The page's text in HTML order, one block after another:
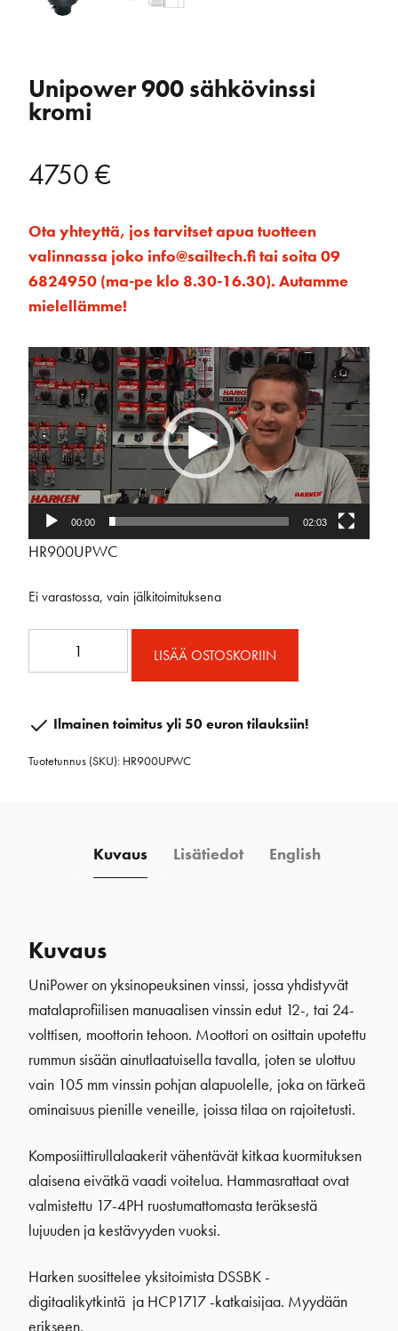
Unipower 900 sähkövinssi
kromi
4750€
Ota yhteyttä, jos tarvitset apua tuotteen
valinnassa joko info@sailtech.fi tai soita 09
6824950 (ma-pe klo 8.30-16.30). Autamme
mielellämme!
Videotoistin
00:00 02:03
HR900UPWC
Ei varastossa, vain jälkitoimituksena
kromi
LISÄÄ OSTOSKORIIN
Ilmainen toimitus yli 50 euron tilauksiin!
Tuotetunnus (SKU): HR900UPWC
Kuvaus Lisätiedot English
Kuvaus
UniPower on yksinopeuksinen vinssi, jossa yhdistyvät
matalaprofiilisen manuaalisen vinssin edut 12-, tai 24-
volttisen, moottorin tehoon. Moottori on osittain upotettu
rummun sisään ainutlaatuisella tavalla, joten se ulottuu
vain 105 mm vinssin pohjan alapuolelle, joka on tärkeä
ominaisuus pienille veneille, joissa tilaa on rajoitetusti.
Komposiittirullalaakerit vähentävät kitkaa kuormituksen
alaisena eivätkä vaadi voitelua. Hammasrattaat ovat
valmistettu 17-4PH ruostumattomasta teräksestä
lujuuden ja kestävyyden vuoksi.
Harken suosittelee yksitoimista DSSBK -
digitaalikytkintä ja HCP1717 -katkaisijaa. Myydään
erikseen.